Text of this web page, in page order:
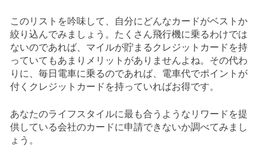
このリストを吟味して、自分にどんなカードがベストか
絞り込んでみましょう。たくさん飛行機に乗るわけでは
ないのであれば、マイルが貯まるクレジットカードを持
っていてもあまりメリットがありませんよね。その代わ
りに、毎日電車に乗るのであれば、電車代でポイントが
付くクレジットカードを持っていればお得です。
あなたのライフスタイルに最も合うようなリワードを提
供している会社のカードに申請できないか調べてみまし
ょう。